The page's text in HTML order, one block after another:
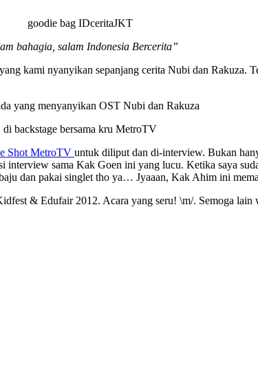
goodie bag IDceritaJKT
bahagia, salam Indonesia Bercerita”
kami nyanyikan sepanjang cerita Nubi dan Rakuza.
yang menyanyikan OST Nubi dan Rakuza
di backstage bersama kru MetroTV
Shot MetroTV untuk diliput dan di-interview. Bukan
sama Kak Goen ini yang lucu. Ketika saya
dan pakai singlet tho ya… Jyaaan, Kak Ahim ini
& Edufair 2012. Acara yang seru! \m/. Semoga lain